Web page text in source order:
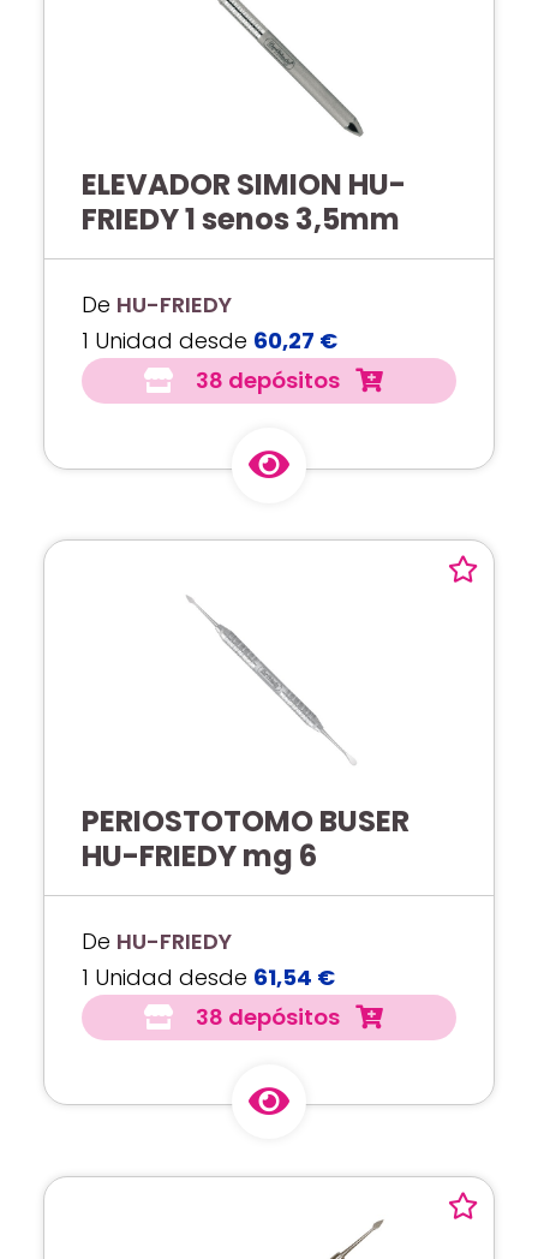
ELEVADOR SIMION HU-
FRIEDY 1 senos 3,5mm
De HU-FRIEDY
1 Unidad desde 60,27 €
38 depósitos
PERIOSTOTOMO BUSER
HU-FRIEDY mg 6
De HU-FRIEDY
1 Unidad desde 61,54 €
38 depósitos